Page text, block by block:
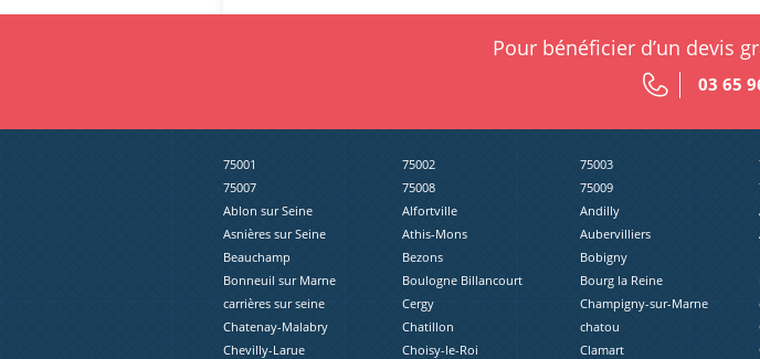
Pour bénéficier d’un devis
03 65
75001 75002 75003
75007
75008 75009
Ablon sur Seine
Alfortville Andilly
Asnières sur Seine
Athis-Mons Aubervilliers
Beauchamp
Bezons Bobigny
Bonneuil sur Marne
Boulogne Billancourt Bourg la Reine
carrières sur seine
Cergy Champigny-sur-Marne
Chatenay-Malabry
Chatillon chatou
Chevilly-Larue
Choisy-le-Roi Clamart